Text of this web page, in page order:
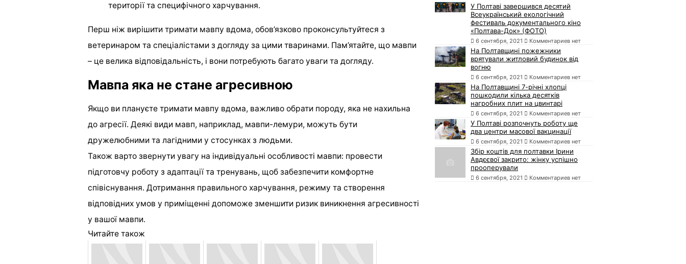
території та специфічного харчування.
Перш ніж вирішити тримати мавпу вдома, обов’язково проконсультуйтеся з
ветеринаром та спеціалістами з догляду за цими тваринами. Пам’ятайте, що мавпи
– це велика відповідальність, і вони потребують багато уваги та догляду.
Мавпа яка не стане агресивною
Якщо ви плануєте тримати мавпу вдома, важливо обрати породу, яка не нахильна
до агресії. Деякі види мавп, наприклад, мавпи-лемури, можуть бути
дружелюбними та лагідними у стосунках з людьми.
Також варто звернути увагу на індивідуальні особливості мавпи: провести
підготовчу роботу з адаптації та тренувань, щоб забезпечити комфортне
співіснування. Дотримання правильного харчування, режиму та створення
відповідних умов у приміщенні допоможе зменшити ризик виникнення агресивності
у вашої мавпи.
Читайте також
У Полтаві завершився десятий
Всеукраїнський екологічний
фестиваль документального кіно
«Полтава-Док» (ФОТО)
6 сентября, 2021 Комментариев нет
На Полтавщині пожежники
врятували житловий будинок від
вогню
6 сентября, 2021 Комментариев нет
На Полтавщині 7-річні хлопці
пошкодили кілька десятків
нагробних плит на цвинтарі
6 сентября, 2021 Комментариев нет
У Полтаві розпочнуть роботу ще
два центри масової вакцинації
6 сентября, 2021 Комментариев нет
Збір коштів для полтавки Ірини
Авдєєвої закрито: жінку успішно
прооперували
6 сентября, 2021 Комментариев нет